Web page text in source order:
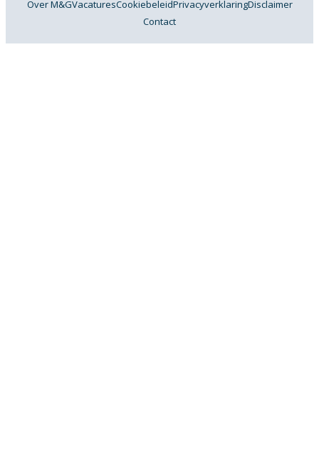
Over M&GVacaturesCookiebeleidPrivacyverklaringDisclaimer
Contact